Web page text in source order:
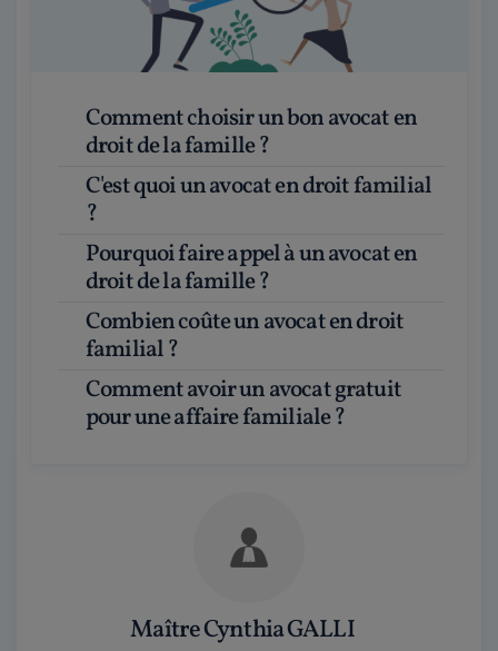
Comment choisir un bon avocat en
droit de la famille ?
C'est quoi un avocat en droit familial
?
Pourquoi faire appel à un avocat en
droit de la famille ?
Combien coûte un avocat en droit
familial ?
Comment avoir un avocat gratuit
pour une affaire familiale ?
Maître Cynthia GALLI